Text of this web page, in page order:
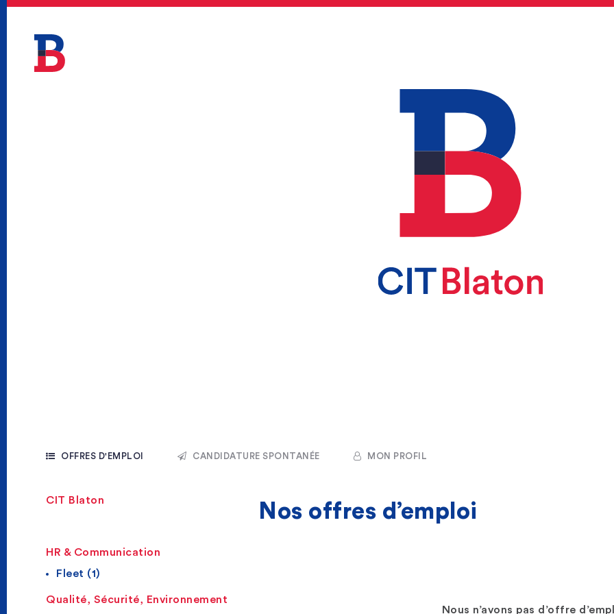
OFFRES D'EMPLOI CANDIDATURE SPONTANÉE MON PROFIL
CIT Blaton
HR & Communication
Fleet (1)
Qualité, Sécurité, Environnement
Nos offres d’emploi
Nous n’avons pas d’offre